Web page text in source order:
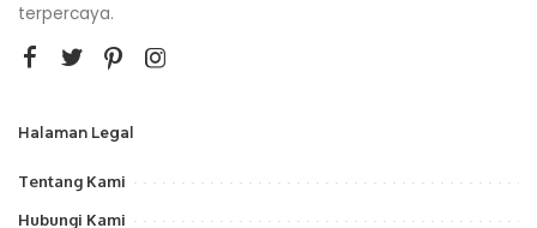
terpercaya.
Halaman Legal
Tentang Kami
Hubungi Kami